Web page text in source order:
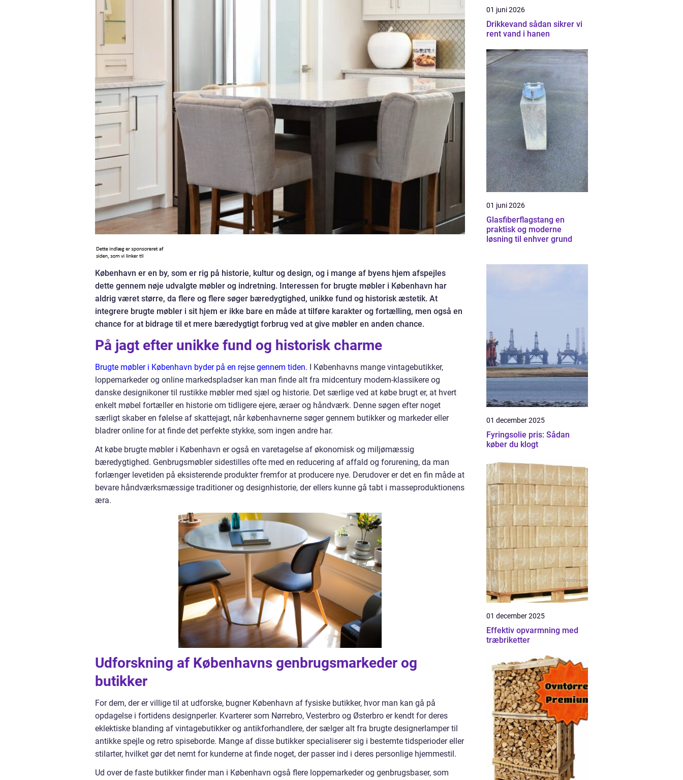
København er en by, som er rig på historie, kultur og design, og i mange af byens hjem afspejles
dette gennem nøje udvalgte møbler og indretning. Interessen for brugte møbler i København har
aldrig været større, da flere og flere søger bæredygtighed, unikke fund og historisk æstetik. At
integrere brugte møbler i sit hjem er ikke bare en måde at tilføre karakter og fortælling, men også en
chance for at bidrage til et mere bæredygtigt forbrug ved at give møbler en anden chance.
På jagt efter unikke fund og historisk charme
Brugte møbler i København byder på en rejse gennem tiden. I Københavns mange vintagebutikker,
loppemarkeder og online markedspladser kan man finde alt fra midcentury modern-klassikere og
danske designikoner til rustikke møbler med sjæl og historie. Det særlige ved at købe brugt er, at hvert
enkelt møbel fortæller en historie om tidligere ejere, æraer og håndværk. Denne søgen efter noget
særligt skaber en følelse af skattejagt, når københavnerne søger gennem butikker og markeder eller
bladrer online for at finde det perfekte stykke, som ingen andre har.
At købe brugte møbler i København er også en varetagelse af økonomisk og miljømæssig
bæredygtighed. Genbrugsmøbler sidestilles ofte med en reducering af affald og forurening, da man
forlænger levetiden på eksisterende produkter fremfor at producere nye. Derudover er det en fin måde at
bevare håndværksmæssige traditioner og designhistorie, der ellers kunne gå tabt i masseproduktionens
æra.
Udforskning af Københavns genbrugsmarkeder og
butikker
For dem, der er villige til at udforske, bugner København af fysiske butikker, hvor man kan gå på
opdagelse i fortidens designperler. Kvarterer som Nørrebro, Vesterbro og Østerbro er kendt for deres
eklektiske blanding af vintagebutikker og antikforhandlere, der sælger alt fra brugte designerlamper til
antikke spejle og retro spiseborde. Mange af disse butikker specialiserer sig i bestemte tidsperioder eller
stilarter, hvilket gør det nemt for kunderne at finde noget, der passer ind i deres personlige hjemmestil.
Ud over de faste butikker finder man i København også flere loppemarkeder og genbrugsbaser, som
01 juni 2026
Drikkevand sådan sikrer vi
rent vand i hanen
01 juni 2026
Glasfiberflagstang en
praktisk og moderne
løsning til enhver grund
01 december 2025
Fyringsolie pris: Sådan
køber du klogt
01 december 2025
Effektiv opvarmning med
træbriketter